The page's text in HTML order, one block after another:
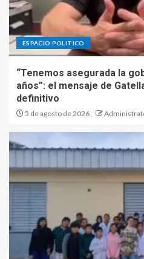
ESPACIO POLITICO
“Tenemos asegurada la
años”: el mensaje de
definitivo
5 de agosto de 2026